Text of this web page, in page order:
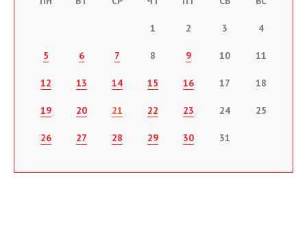
1 2 3 4
5 6 7 8 9 10 11
12 13 14 15 16 17 18
19 20 21 22 23 24 25
26 27 28 29 30 31